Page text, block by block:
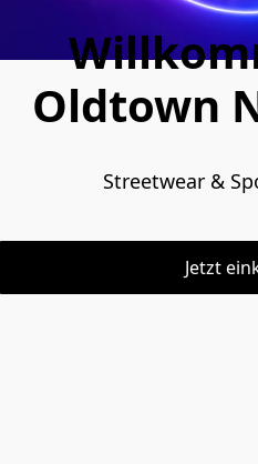
Oldtown
Streetwear &
Jetzt